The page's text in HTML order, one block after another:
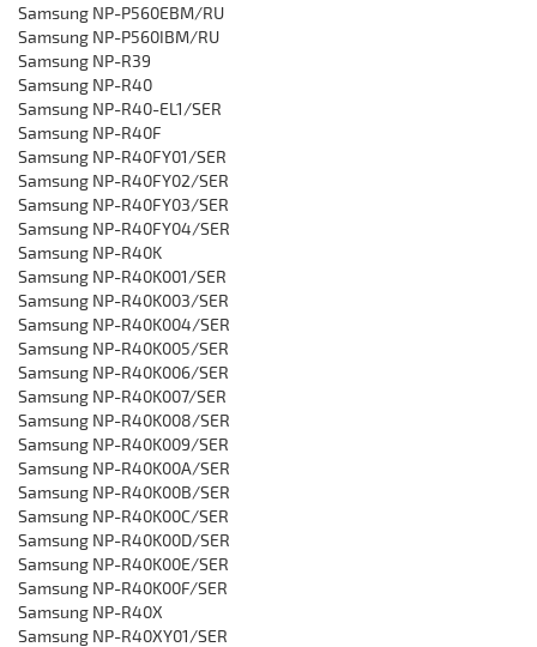
Samsung NP-P560EBM/RU
‎Samsung NP-P560IBM/RU
Samsung NP-R39
Samsung NP-R40
Samsung ‎NP-R40-EL1/SER
Samsung ‎NP-R40F
Samsung ‎NP-R40FY01/SER
Samsung ‎NP-R40FY02/SER
Samsung ‎NP-R40FY03/SER
Samsung ‎NP-R40FY04/SER
Samsung NP-R40K
Samsung NP-R40K001/SER
Samsung ‎NP-R40K003/SER
Samsung ‎NP-R40K004/SER
Samsung ‎NP-R40K005/SER
Samsung ‎NP-R40K006/SER
Samsung ‎NP-R40K007/SER
Samsung ‎NP-R40K008/SER‎
Samsung ‎NP-R40K009/SER
Samsung ‎NP-R40K00A/SER
Samsung ‎NP-R40K00B/SER
Samsung ‎NP-R40K00C/SER
Samsung ‎NP-R40K00D/SER
Samsung ‎NP-R40K00E/SER
Samsung ‎NP-R40K00F/SER
Samsung ‎NP-R40X
Samsung ‎NP-R40XY01/SER